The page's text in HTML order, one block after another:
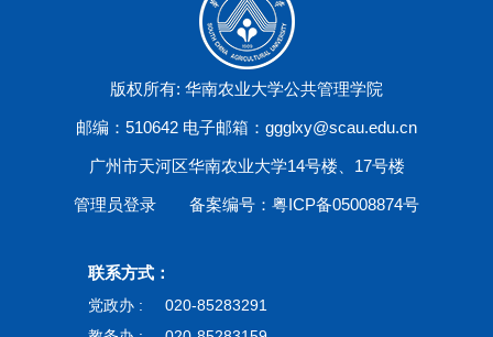
版权所有: 华南农业大学公共管理学院
邮编：510642 电子邮箱：ggglxy@scau.edu.cn
广州市天河区华南农业大学14号楼、17号楼
管理员登录 备案编号：粤ICP备05008874号
联系方式：
党政办 :
020-85283291